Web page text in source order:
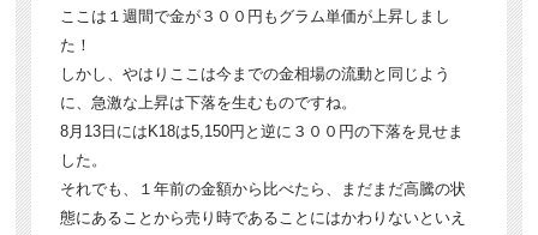
ここは１週間で金が３００円もグラム単価が上昇しまし
た！
しかし、やはりここは今までの金相場の流動と同じよう
に、急激な上昇は下落を生むものですね。
8月13日にはK18は5,150円と逆に３００円の下落を見せま
した。
それでも、１年前の金額から比べたら、まだまだ高騰の状
態にあることから売り時であることにはかわりないといえ